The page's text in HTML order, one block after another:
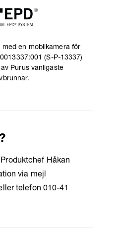
en mobilkamera för
(S-P-13337)
Purus vanligaste
Håkan
via mejl
telefon 010-41